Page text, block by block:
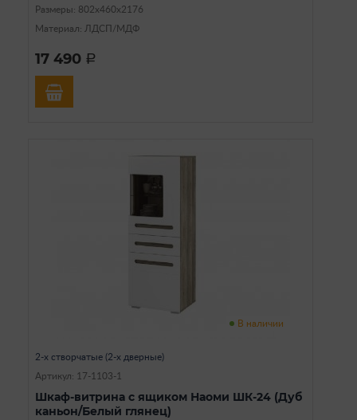
Размеры: 802х460х2176
Материал: ЛДСП/МДФ
17 490 a
В наличии
2-х створчатые (2-х дверные)
Артикул: 17-1103-1
Шкаф-витрина с ящиком Наоми ШК-24 (Дуб
каньон/Белый глянец)